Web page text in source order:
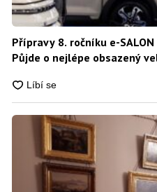
Přípravy 8. ročníku e-
Půjde o nejlépe obsazený